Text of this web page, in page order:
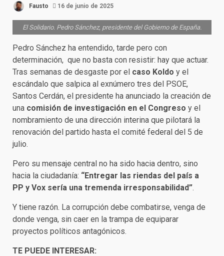
Fausto 16 de junio de 2025
El Solidario. Pedro Sánchez, presidente del Gobierno de España.
Pedro Sánchez ha entendido, tarde pero con
determinación, que no basta con resistir: hay que actuar.
Tras semanas de desgaste por el caso Koldo y el
escándalo que salpica al exnúmero tres del PSOE,
Santos Cerdán, el presidente ha anunciado la creación de
una comisión de investigación en el Congreso y el
nombramiento de una dirección interina que pilotará la
renovación del partido hasta el comité federal del 5 de
julio.
Pero su mensaje central no ha sido hacia dentro, sino
hacia la ciudadanía: “Entregar las riendas del país a
PP y Vox sería una tremenda irresponsabilidad”.
Y tiene razón. La corrupción debe combatirse, venga de
donde venga, sin caer en la trampa de equiparar
proyectos políticos antagónicos.
TE PUEDE INTERESAR: